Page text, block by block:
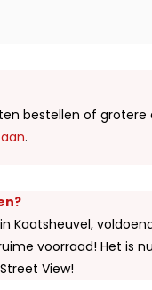
bestellen of grotere
.
Kaatsheuvel,
voorraad! Het is
View!